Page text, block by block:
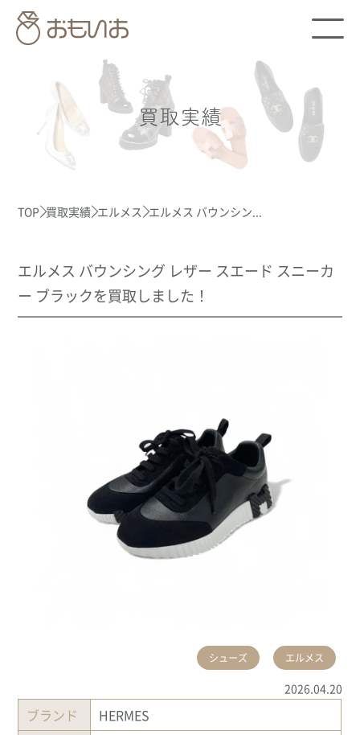
買取実績
TOP 買取実績 エルメス エルメス バウンシン...
エルメス バウンシング レザー スエード スニーカ
ー ブラックを買取しました！
シューズ エルメス
2026.04.20
ブランド
HERMES